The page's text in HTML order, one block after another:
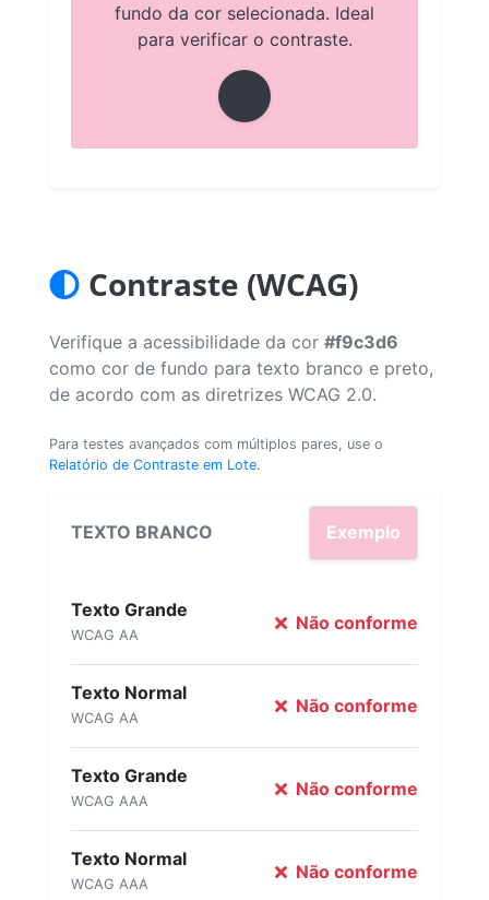
fundo da cor selecionada. Ideal
para verificar o contraste.
Contraste (WCAG)
Verifique a acessibilidade da cor #f9c3d6
como cor de fundo para texto branco e preto,
de acordo com as diretrizes WCAG 2.0.
Para testes avançados com múltiplos pares, use o
Relatório de Contraste em Lote.
TEXTO BRANCO Exemplo
Texto Grande
WCAG AA
Não conforme
Texto Normal
WCAG AA
Não conforme
Texto Grande
WCAG AAA
Não conforme
Texto Normal
WCAG AAA
Não conforme